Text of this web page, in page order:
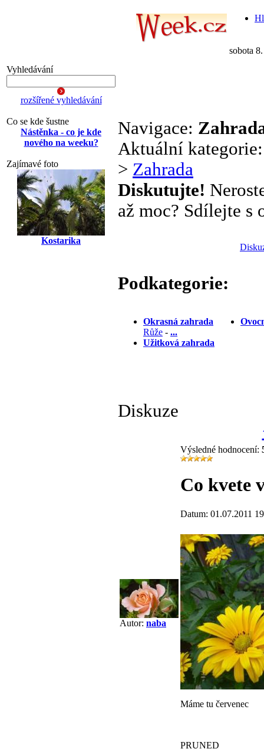
sobota
Vyhledávání
rozšířené vyhledávání
Co se kde šustne
Nástěnka - co je kde
nového na weeku?
Zajímavé foto
Kostarika
Navigace:
Aktuální
> Zahrada
Diskutujte!
až moc? Sdílejte s
Podkategorie:
Okrasná zahrada
Růže - ...
Užitková zahrada
Diskuze
Autor: naba
Výsledné hodnocení:
Co kvete
Datum: 01.07.2011
Máme tu červenec
PRUNED